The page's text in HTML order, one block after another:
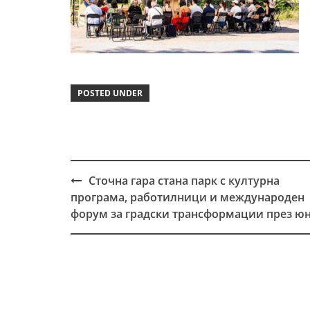
POSTED UNDER
Post
navigation
Сточна гара стана парк с културна
програма, работилници и международен
форум за градски трансформации през